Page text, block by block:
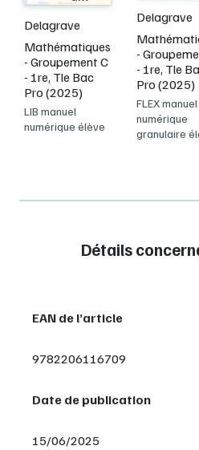
Delagrave
Mathématiques
- Groupement C
- 1re, Tle Bac
Pro (2025)
LIB manuel
numérique élève
Delagrave
-
- 1re, Tle
Pro (2025)
FLEX manuel
numérique
granulaire
Détails
EAN de l’article
9782206116709
Date de publication
15/06/2025